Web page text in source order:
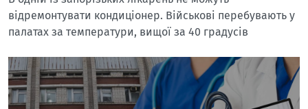
відремонтувати кондиціонер. Військові перебувають у
палатах за температури, вищої за 40 градусів